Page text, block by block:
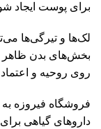
برای پوست ایجاد
لک‌ها و تیرگی‌ها
بخش‌های بدن ظاهر
روی روحیه و اعتماد
فروشگاه فیروزه به
داروهای گیاهی